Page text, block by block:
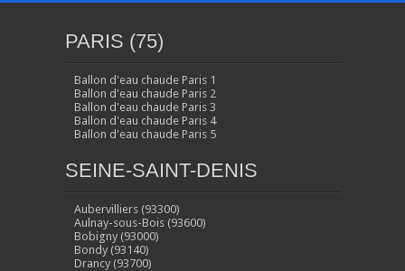
PARIS (75)
Ballon d'eau chaude Paris 1
Ballon d'eau chaude Paris 2
Ballon d'eau chaude Paris 3
Ballon d'eau chaude Paris 4
Ballon d'eau chaude Paris 5
SEINE-SAINT-DENIS
Aubervilliers (93300)
Aulnay-sous-Bois (93600)
Bobigny (93000)
Bondy (93140)
Drancy (93700)